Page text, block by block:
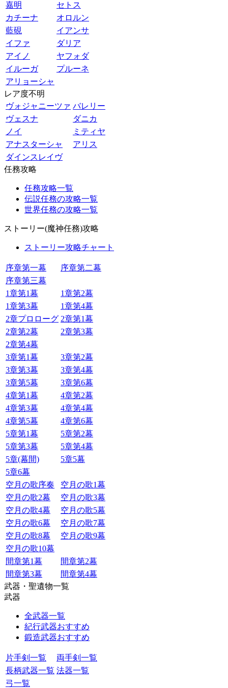
嘉明
セトス
カチーナ
オロルン
藍硯
イアンサ
イファ
ダリア
アイノ
ヤフォダ
イルーガ
プルーネ
アリョーシャ
レア度不明
ヴォジャニーツァ バレリー
ヴェスナ
ダニカ
ノイ
ミティヤ
アナスターシャ
アリス
ダインスレイヴ
任務攻略
任務攻略一覧
伝説任務の攻略一覧
世界任務の攻略一覧
ストーリー(魔神任務)攻略
ストーリー攻略チャート
序章第一幕
序章第二幕
序章第三幕
1章第1幕
1章第2幕
1章第3幕
1章第4幕
2章プロローグ 2章第1幕
2章第2幕
2章第3幕
2章第4幕
3章第1幕
3章第2幕
3章第3幕
3章第4幕
3章第5幕
3章第6幕
4章第1幕
4章第2幕
4章第3幕
4章第4幕
4章第5幕
4章第6幕
5章第1幕
5章第2幕
5章第3幕
5章第4幕
5章(幕間)
5章5幕
5章6幕
空月の歌序奏
空月の歌1幕
空月の歌2幕
空月の歌3幕
空月の歌4幕
空月の歌5幕
空月の歌6幕
空月の歌7幕
空月の歌8幕
空月の歌9幕
空月の歌10幕
間章第1幕
間章第2幕
間章第3幕
間章第4幕
武器・聖遺物一覧
武器
全武器一覧
紀行武器おすすめ
鍛造武器おすすめ
片手剣一覧
両手剣一覧
長柄武器一覧 法器一覧
弓一覧